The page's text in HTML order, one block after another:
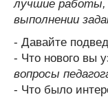
лучшие работы,
выполнении
- Давайте
- Что нового вы
вопросы
- Что было